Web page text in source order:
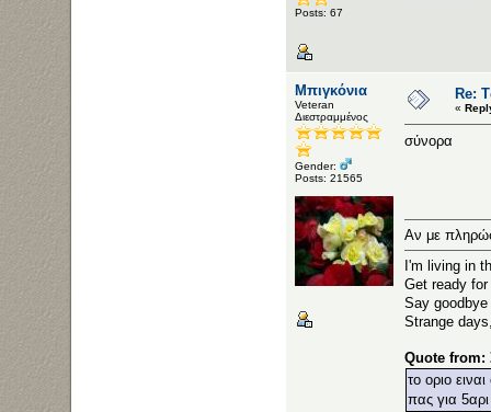
Posts: 67
Μπιγκόνια
Veteran
Διεστραμμένος
Gender:
Posts: 21565
Re:
«
σύνορα
Αν με
I'm living in
Get ready
Say
Strange
Quote from:
το οριο
πας για 5αρι